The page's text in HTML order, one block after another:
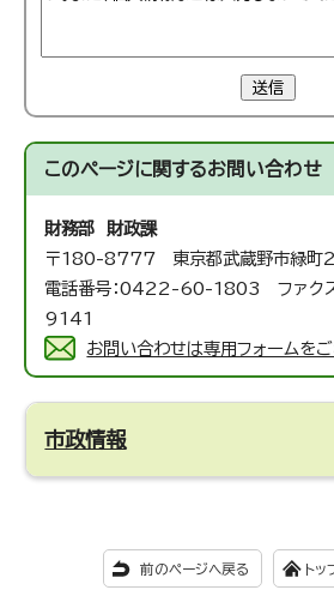
送信
このページに関するお問い合わせ
財務部 財政課
〒180-8777 東京都武蔵野市緑
電話番号：0422-60-1803 ファク
9141
お問い合わせは専用フォームをご
市政情報
前のページへ戻る ト